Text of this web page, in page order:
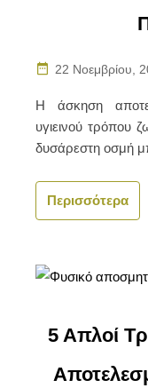
22 Νοεμβρίου,
Η άσκηση
υγιεινού τρόπου
δυσάρεστη οσμή
Περισσότερα
5 Απλοί